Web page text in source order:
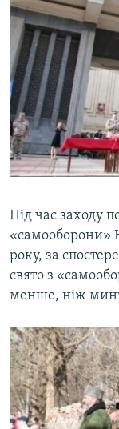
Під час заходу
«самооборони»
року, за
свято з
менше, ніж